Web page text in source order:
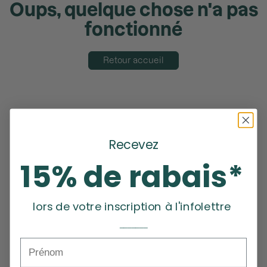
Oups, quelque chose n'a pas
fonctionné
Retour accueil
Recevez
15% de rabais*
lors de votre inscription à l'infolettre